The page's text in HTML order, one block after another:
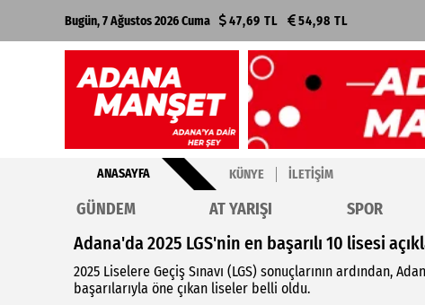
Bugün, 7 Ağustos 2026 Cuma 47,69 TL 54,98 TL
ANASAYFA KÜNYE İLETIŞIM
GÜNDEM AT YARIŞI SPOR
Adana'da 2025 LGS'nin en başarılı 10 lisesi
2025 Liselere Geçiş Sınavı (LGS) sonuçlarının ardından,
başarılarıyla öne çıkan liseler belli oldu.